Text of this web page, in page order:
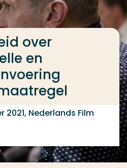
over
en
Neder­lands Film